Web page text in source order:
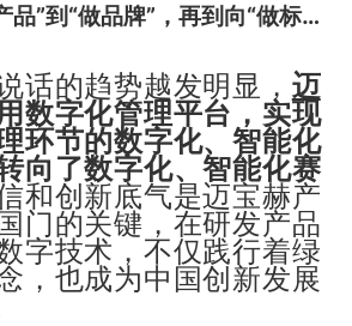
迈宝赫：从“做产品”到“做品牌”，再到向“做标准”迈进!
话的趋势越发明显， 迈
数字化管理平台，实现
环节的数字化、智能化
向了数字化、智能化赛
和创新底气是迈宝赫产
门的关键，在研发产品
字技术，不仅践行着绿
，也成为中国创新发展